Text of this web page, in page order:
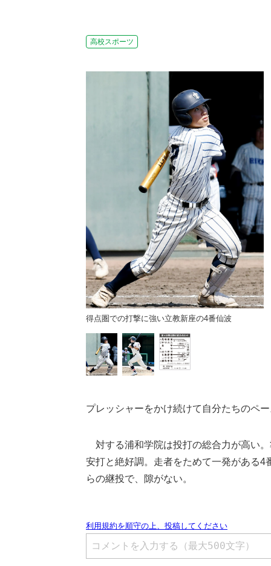
高校スポーツ
得点圏での打撃に強い立教新座の4番仙波
プレッシャーをかけ続けて自分たちのペー
対する浦和学院は投打の総合力が高い
安打と絶好調。走者をためて一発がある
らの継投で、隙がない。